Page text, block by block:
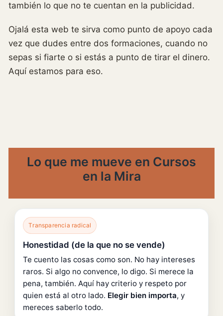
también lo que no te cuentan en la publicidad.
Ojalá esta web te sirva como punto de apoyo cada
vez que dudes entre dos formaciones, cuando no
sepas si fiarte o si estás a punto de tirar el dinero.
Aquí estamos para eso.
Lo que me mueve en Cursos
en la Mira
Transparencia radical
Honestidad (de la que no se vende)
Te cuento las cosas como son. No hay intereses
raros. Si algo no convence, lo digo. Si merece la
pena, también. Aquí hay criterio y respeto por
quien está al otro lado. Elegir bien importa, y
mereces saberlo todo.